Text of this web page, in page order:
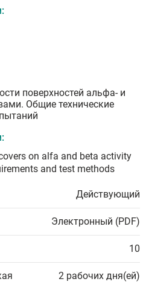
поверхностей альфа- и
Общие технические
on alfa and beta activity
and test methods
Действующий
Электронный (PDF)
10
2 рабочих дня(ей)